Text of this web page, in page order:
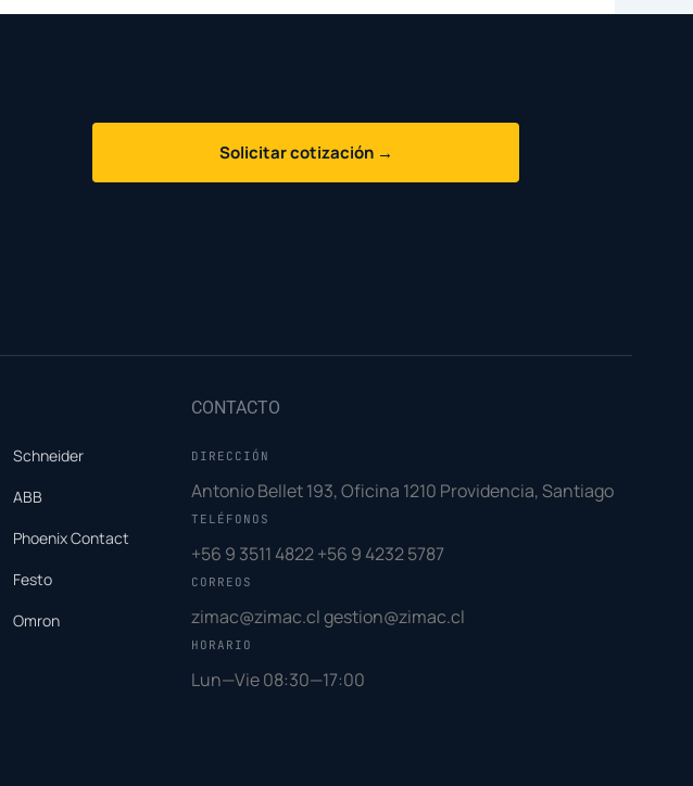
Solicitar cotización →
Schneider
ABB
Phoenix Contact
Festo
Omron
CONTACTO
DIRECCIÓN
Antonio Bellet 193, Oficina 1210 Providencia, Santiago
TELÉFONOS
+56 9 3511 4822 +56 9 4232 5787
CORREOS
zimac@zimac.clgestion@zimac.cl
HORARIO
Lun—Vie 08:30—17:00